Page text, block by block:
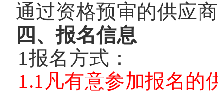
通过资格预审的供应
四、报名信息
1报名方式：
1.1凡有意参加报名的